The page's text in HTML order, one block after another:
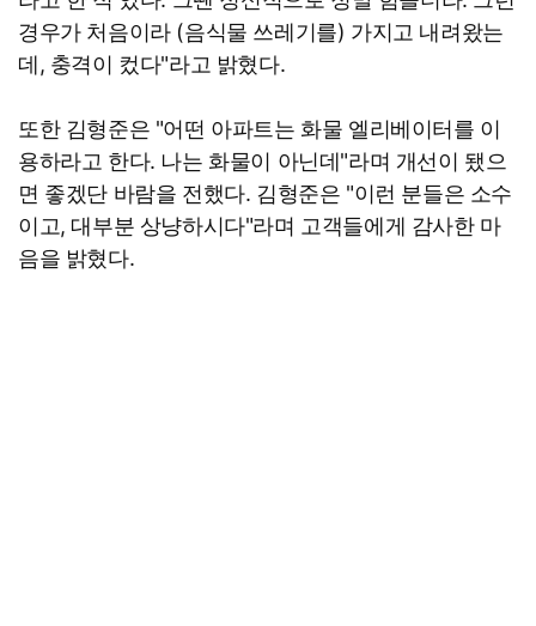
경우가 처음이라 (음식물 쓰레기를) 가지고 내려왔는
데, 충격이 컸다"라고 밝혔다.
또한 김형준은 "어떤 아파트는 화물 엘리베이터를 이
용하라고 한다. 나는 화물이 아닌데"라며 개선이 됐으
면 좋겠단 바람을 전했다. 김형준은 "이런 분들은 소수
이고, 대부분 상냥하시다"라며 고객들에게 감사한 마
음을 밝혔다.